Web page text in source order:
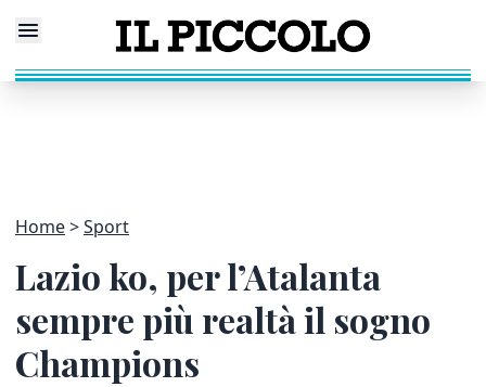
Home Sport
Lazio ko, per l’Atalanta
sempre più realtà il sogno
Champions